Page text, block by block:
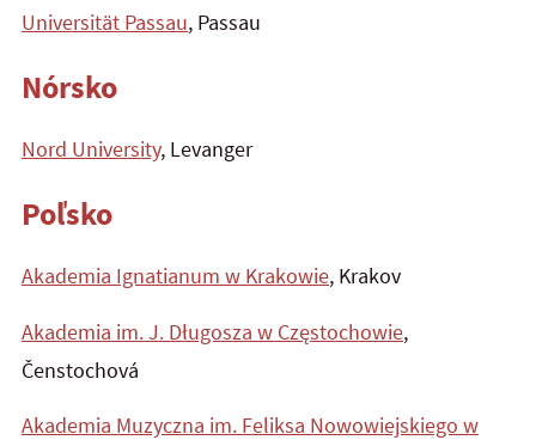
Universität Passau, Passau
Nórsko
Nord University, Levanger
Poľsko
Akademia Ignatianum w Krakowie, Krakov
Akademia im. J. Długosza w Częstochowie,
Čenstochová
Akademia Muzyczna im. Feliksa Nowowiejskiego w